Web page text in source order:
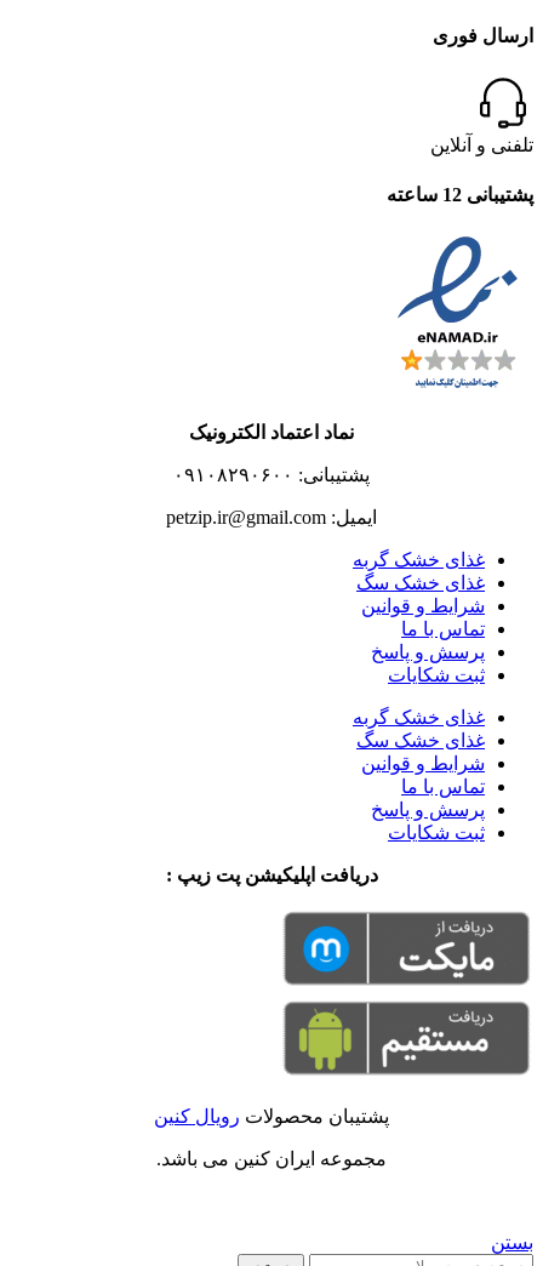
ارسال فوری
تلفنی و آنلاین
پشتیبانی 12 ساعته
نماد اعتماد الکترونیک
پشتیبانی: ۰۹۱۰۸۲۹۰۶۰۰
ایمیل: petzip.ir@gmail.com
غذای خشک گربه
غذای خشک سگ
شرایط و قوانین
تماس با ما
پرسش و پاسخ
ثبت شکایات
غذای خشک گربه
غذای خشک سگ
شرایط و قوانین
تماس با ما
پرسش و پاسخ
ثبت شکایات
دریافت اپلیکیشن پت زیپ :
پشتیبان محصولات رویال کنین
مجموعه ایران کنین می باشد.
بستن